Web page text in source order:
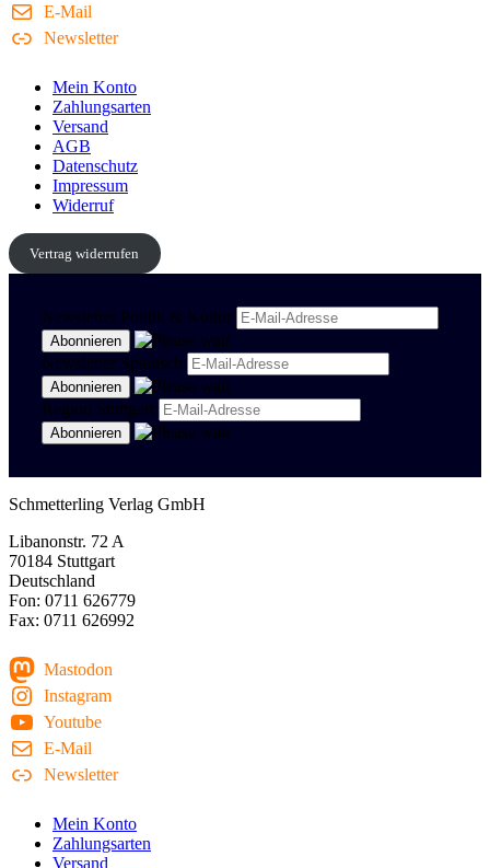
E-Mail
Newsletter
Mein Konto
Zahlungsarten
Versand
AGB
Datenschutz
Impressum
Widerruf
Vertrag widerrufen
Newsletter Politik & Kultur
Newsletter Spanisch
Region Stuttgart
Schmetterling Verlag GmbH
Libanonstr. 72 A
70184 Stuttgart
Deutschland
Fon: 0711 626779
Fax: 0711 626992
Mastodon
Instagram
Youtube
E-Mail
Newsletter
Mein Konto
Zahlungsarten
Versand